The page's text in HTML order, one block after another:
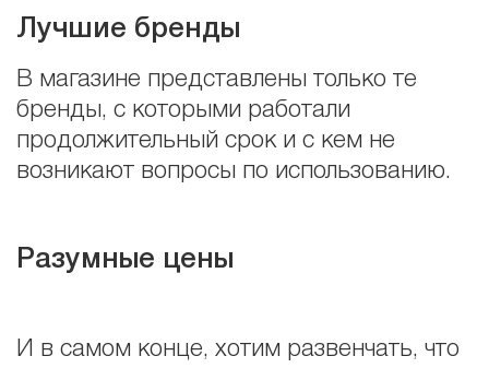
Лучшие бренды
В магазине представлены только те
бренды, с которыми работали
продолжительный срок и с кем не
возникают вопросы по использованию.
Разумные цены
И в самом конце, хотим развенчать, что